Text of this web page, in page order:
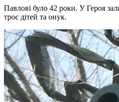
Павлові було 42 роки. У Героя
троє дітей та онук.